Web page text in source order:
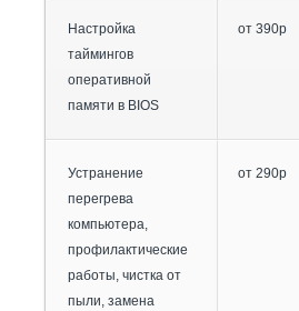
Настройка
таймингов
оперативной
памяти в BIOS
от 390р
Устранение
перегрева
компьютера,
профилактические
работы, чистка от
пыли, замена
от 290р